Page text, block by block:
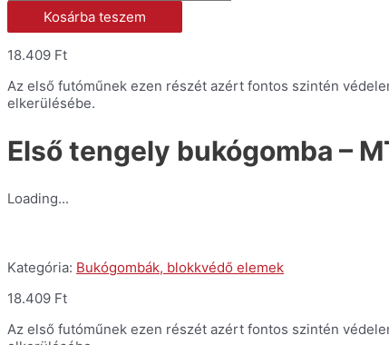
bukógomba
-
MT-
'13-
'20/SP
XSR900
'16-
Kosárba teszem
18.409 Ft
Az első futóműnek ezen részét azért fontos szintén
elkerülésébe.
Első tengely bukógomba –
Loading...
Kategória: Bukógombák, blokkvédő elemek
18.409 Ft
Az első futóműnek ezen részét azért fontos szintén